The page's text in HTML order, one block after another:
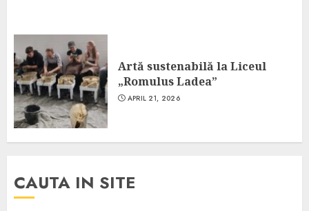
Artă sustenabilă la Liceul
„Romulus Ladea”
APRIL 21, 2026
CAUTA IN SITE